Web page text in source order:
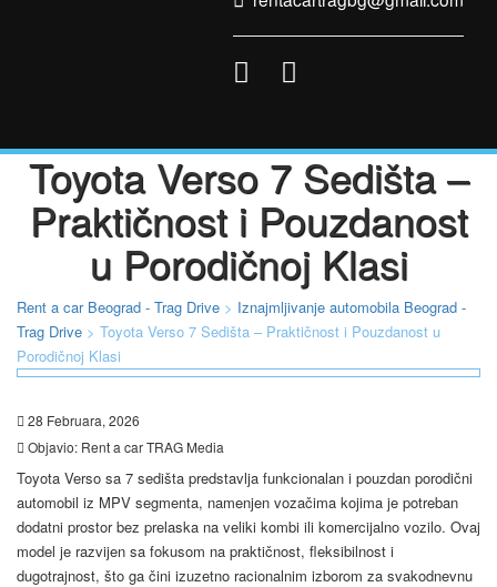
Toyota Verso 7 Sedišta –
Praktičnost i Pouzdanost
u Porodičnoj Klasi
Rent a car Beograd - Trag Drive > Iznajmljivanje automobila Beograd -
Trag Drive > Toyota Verso 7 Sedišta – Praktičnost i Pouzdanost u
Porodičnoj Klasi
28 Februara, 2026
Objavio: Rent a car TRAG Media
Toyota Verso sa 7 sedišta predstavlja funkcionalan i pouzdan porodični
automobil iz MPV segmenta, namenjen vozačima kojima je potreban
dodatni prostor bez prelaska na veliki kombi ili komercijalno vozilo. Ovaj
model je razvijen sa fokusom na praktičnost, fleksibilnost i
dugotrajnost, što ga čini izuzetno racionalnim izborom za svakodnevnu